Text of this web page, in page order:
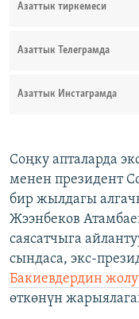
Азаттык тиркемеси
Азаттык Телеграмда
Азаттык Инстаграмда
Соңку апталарда
менен президент
бир жылдагы
Жээнбеков
саясатчыга
сындаса, экс-
Бакиевдердин
өткөнүн